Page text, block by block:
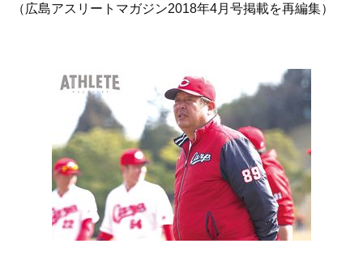
（広島アスリートマガジン2018年4月号掲載を再編集）